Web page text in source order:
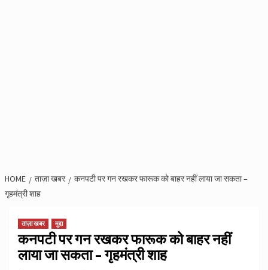
HOME ताज़ा खबर
कनपटी पर गन रखकर फारूक को बाहर नहीं लाया जा सकता –
गृहमंत्री शाह
ताज़ा खबर मुद्दा
कनपटी पर गन रखकर फारूक को बाहर नहीं
लाया जा सकता – गृहमंत्री शाह